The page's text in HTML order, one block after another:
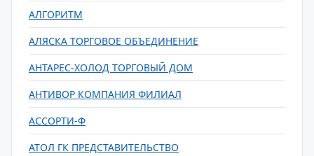
АЛГОРИТМ
АЛЯСКА ТОРГОВОЕ ОБЪЕДИНЕНИЕ
АНТАРЕС-ХОЛОД ТОРГОВЫЙ ДОМ
АНТИВОР КОМПАНИЯ ФИЛИАЛ
АССОРТИ-Ф
АТОЛ ГК ПРЕДСТАВИТЕЛЬСТВО